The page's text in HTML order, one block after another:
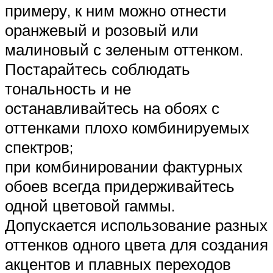
примеру, к ним можно отнести
оранжевый и розовый или
малиновый с зеленым оттенком.
Постарайтесь соблюдать
тональность и не
останавливайтесь на обоях с
оттенками плохо комбинируемых
спектров;
при комбинировании фактурных
обоев всегда придерживайтесь
одной цветовой гаммы.
Допускается использование разных
оттенков одного цвета для создания
акцентов и плавных переходов